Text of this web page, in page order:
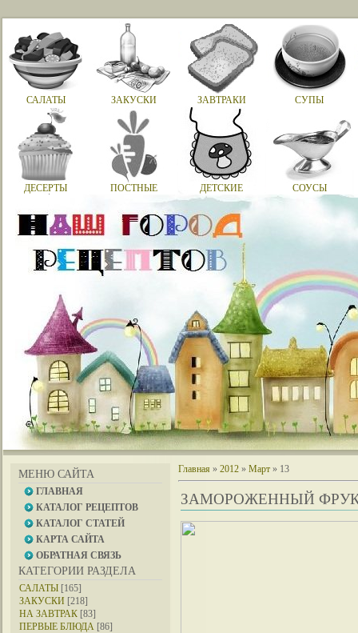
САЛАТЫ ЗАКУСКИ ЗАВТРАКИ СУПЫ
ДЕСЕРТЫ ПОСТНЫЕ ДЕТСКИЕ СОУСЫ
МЕНЮ САЙТА
ГЛАВНАЯ
КАТАЛОГ РЕЦЕПТОВ
КАТАЛОГ СТАТЕЙ
КАРТА САЙТА
ОБРАТНАЯ СВЯЗЬ
КАТЕГОРИИ РАЗДЕЛА
САЛАТЫ [165]
ЗАКУСКИ [218]
НА ЗАВТРАК [83]
ПЕРВЫЕ БЛЮДА [86]
Главная » 2012 » Март » 13
ЗАМОРОЖЕННЫЙ